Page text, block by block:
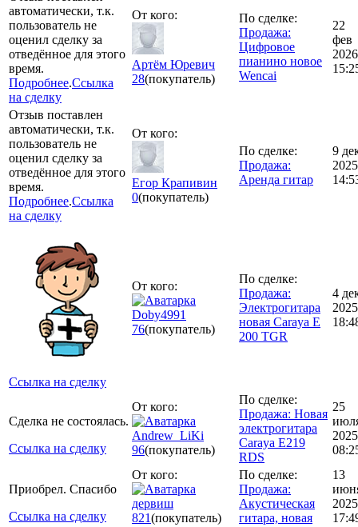
автоматически, т.к.
пользователь не
оценил сделку за
отведённое для этого
время.
Подробнее.Ссылка
на сделку
От кого:
Артём Юревич
28(покупатель)
По сделке:
Продажа:
Цифровое
пианино новое
Wencai
22
фев
2026
Отзыв поставлен
автоматически, т.к.
пользователь не
оценил сделку за
отведённое для этого
время.
Подробнее.Ссылка
на сделку
От кого:
Егор Крапивин
0(покупатель)
По сделке:
Продажа:
Аренда гитар
9
2025
Ссылка на сделку
От кого:
Doby4991
76(покупатель)
По сделке:
Продажа:
Электрогитара
новая Caraya E
200 TGR
4
2025
Сделка не состоялась.
Ссылка на сделку
От кого:
Andrew_LiKi
96(покупатель)
По сделке:
Продажа: Новая
электрогитара
Caraya E219
RDS
25
2025
Приобрел. Спасибо
Ссылка на сделку
От кого:
дервиш
821(покупатель)
По сделке:
Продажа:
Акустическая
гитара, новая
13
2025